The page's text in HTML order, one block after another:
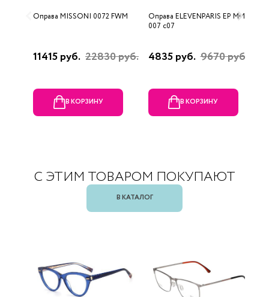
Оправа MISSONI 0072 FWM
11415 руб. 22830 руб.
В КОРЗИНУ
Оправа ELEVENPARIS EP MM
007 c07
4835 руб. 9670 руб.
В КОРЗИНУ
С ЭТИМ ТОВАРОМ ПОКУПАЮТ
В КАТАЛОГ